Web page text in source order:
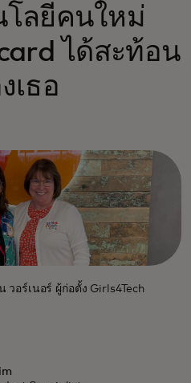
โลยีคนใหม่
ได้สะท้อน
เธอ
อร์เนอร์ ผู้ก่อตั้ง Girls4Tech